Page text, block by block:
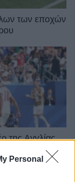
Personal
των εποχών
της Αγγλίας